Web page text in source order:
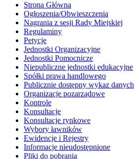
Strona Główna
Ogłoszenia/Obwieszczenia
Nagrania z sesji Rady Miejskiej
Regulaminy
Petycje
Jednostki Organizacyjne
Jednostki Pomocnicze
Niepubliczne jednostki edukacyjne
Spółki prawa handlowego
Publicznie dostępny wykaz danych
Organizacje pozarządowe
Kontrole
Konsultacje
Konsultacje rynkowe
Wybory ławników
Ewidencje i Rejestry
Informacje nieudostępnione
Pliki do pobrania